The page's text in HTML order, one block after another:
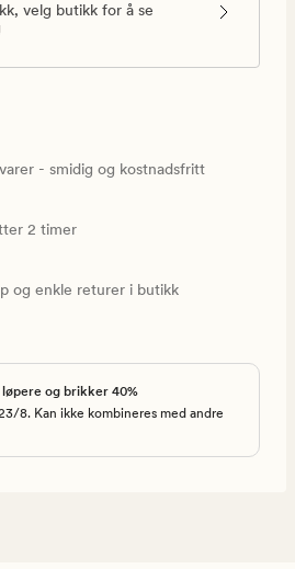
velg butikk for å se
- smidig og kostnadsfritt
2 timer
og enkle returer i butikk
og brikker 40%
8. Kan ikke kombineres med andre